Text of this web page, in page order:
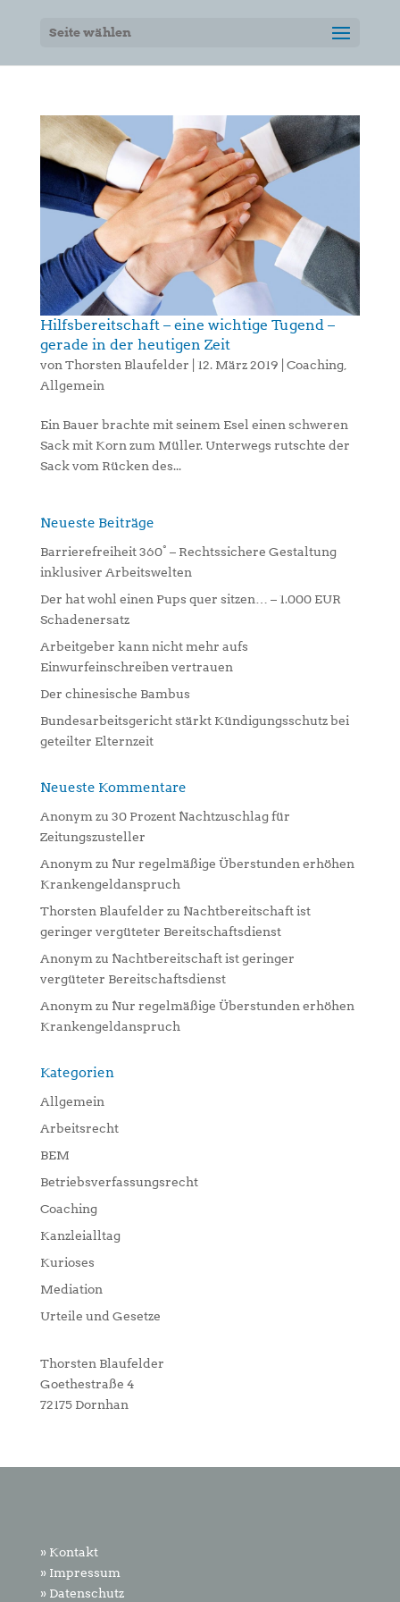
Seite wählen
Hilfsbereitschaft – eine wichtige Tugend –
gerade in der heutigen Zeit
von Thorsten Blaufelder 12. März 2019 Coaching
Allgemein
Ein Bauer brachte mit seinem Esel einen schweren
Sack mit Korn zum Müller. Unterwegs rutschte der
Sack vom Rücken des...
Neueste Beiträge
Barrierefreiheit 360° – Rechtssichere Gestaltung
inklusiver Arbeitswelten
Der hat wohl einen Pups quer sitzen… – 1.000 EUR
Schadenersatz
Arbeitgeber kann nicht mehr aufs
Einwurfeinschreiben vertrauen
Der chinesische Bambus
Bundesarbeitsgericht stärkt Kündigungsschutz bei
geteilter Elternzeit
Neueste Kommentare
Anonym zu 30 Prozent Nachtzuschlag für
Zeitungszusteller
Anonym zu Nur regelmäßige Überstunden erhöhen
Krankengeldanspruch
Thorsten Blaufelder zu Nachtbereitschaft ist
geringer vergüteter Bereitschaftsdienst
Anonym zu Nachtbereitschaft ist geringer
vergüteter Bereitschaftsdienst
Anonym zu Nur regelmäßige Überstunden erhöhen
Krankengeldanspruch
Kategorien
Allgemein
Arbeitsrecht
BEM
Betriebsverfassungsrecht
Coaching
Kanzleialltag
Kurioses
Mediation
Urteile und Gesetze
Thorsten Blaufelder
Goethestraße 4
72175 Dornhan
» Kontakt
» Impressum
» Datenschutz